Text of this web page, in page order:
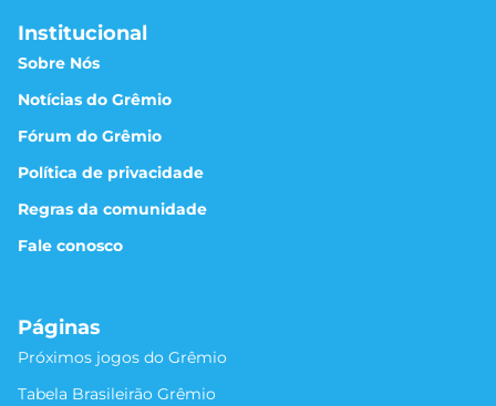
Institucional
Sobre Nós
Notícias do Grêmio
Fórum do Grêmio
Política de privacidade
Regras da comunidade
Fale conosco
Páginas
Próximos jogos do Grêmio
Tabela Brasileirão Grêmio